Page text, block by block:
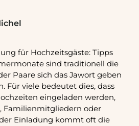
für Hochzeitsgäste: Tipps
sind traditionell die
Paare sich das Jawort geben
Für viele bedeutet dies, dass
eingeladen werden,
Familienmitgliedern oder
Einladung kommt oft die